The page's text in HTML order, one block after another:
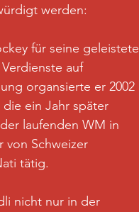
werden:
für seine geleistete
auf
organsierte er 2002
die ein Jahr später
laufenden WM in
von Schweizer
tätig.
nicht nur in der